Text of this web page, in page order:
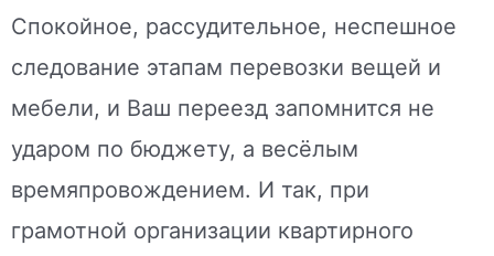
Спокойное, рассудительное, неспешное
следование этапам перевозки вещей и
мебели, и Ваш переезд запомнится не
ударом по бюджету, а весёлым
времяпровождением. И так, при
грамотной организации квартирного